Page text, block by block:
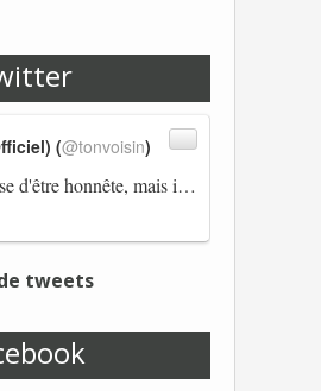
“C'est une belle chose d'être honnête, mais il est également important d'avoir raison.” Winston Churchill Réplico…
(@tonvoisin)
tweets